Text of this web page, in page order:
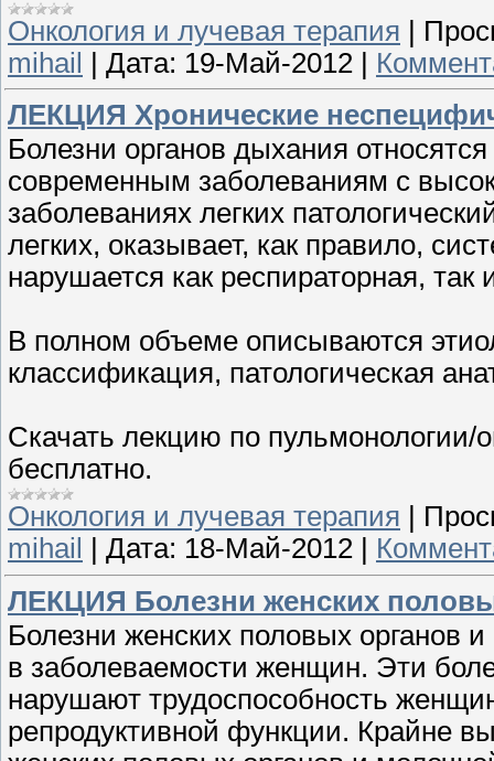
Онкология и лучевая терапия |
mihail | Дата: 19-Май-2012 |
ЛЕКЦИЯ Хронические
Болезни органов дыхания
современным заболеваниям с
заболеваниях легких
легких, оказывает, как правило,
нарушается как респираторная,
В полном объеме описываются
классификация, патологическая
Скачать лекцию по
бесплатно.
Онкология и лучевая терапия
mihail
Дата: 18-Май-2012
ЛЕКЦИЯ Болезни женских
Болезни женских половых органов
в заболеваемости женщин. Эти
нарушают трудоспособность
репродуктивной функции. Крайне